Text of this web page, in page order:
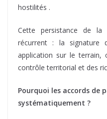
hostilités .
Cette persistance de la
récurrent : la signature
application sur le terrain,
contrôle territorial et des
Pourquoi les accords de
systématiquement ?